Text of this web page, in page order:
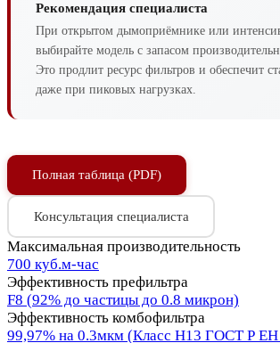
Рекомендация специалиста
При открытом дымоприёмнике или
выбирайте модель с запасом
Это продлит ресурс фильтров и обеспечит
даже при пиковых нагрузках.
Полная таблица (PDF)
Консультация специалиста
Максимальная производительность
700 куб.м-час
Эффективность префильтра
F8 (92% до частицы до 0.8 микрон)
Эффективность комбофильтра
99,97% на 0.3мкм (Класс Н13 ГОСТ Р